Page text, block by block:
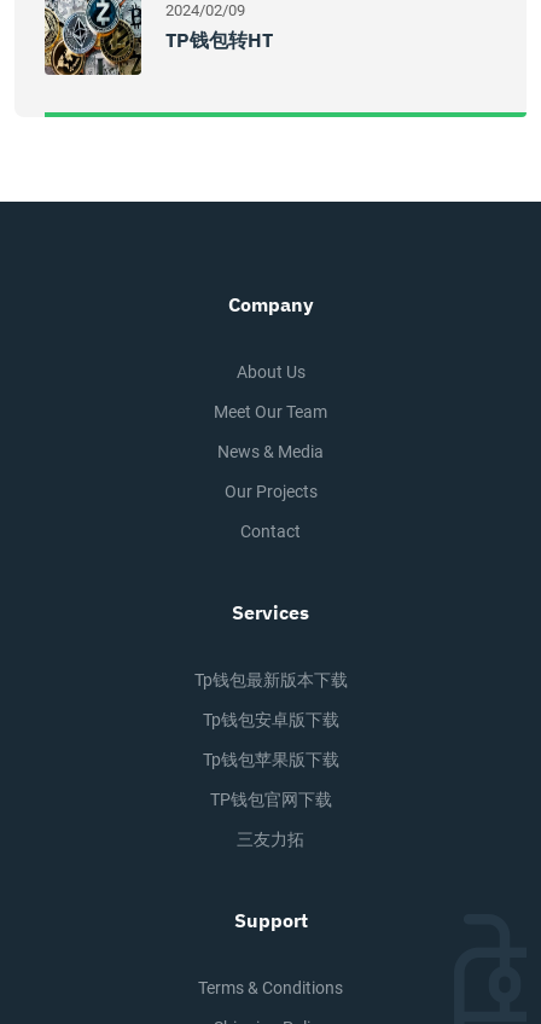
2024/02/09
TP钱包转HT
Company
About Us
Meet Our Team
News & Media
Our Projects
Contact
Services
Tp钱包最新版本下载
Tp钱包安卓版下载
Tp钱包苹果版下载
TP钱包官网下载
三友力拓
Support
Terms & Conditions